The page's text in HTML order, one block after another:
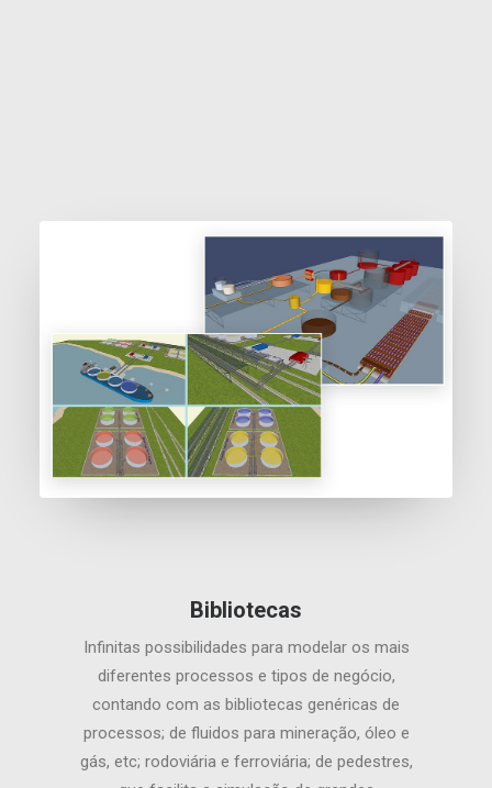
Bibliotecas
Infinitas possibilidades para modelar os mais
diferentes processos e tipos de negócio,
contando com as bibliotecas genéricas de
processos; de fluidos para mineração, óleo e
gás, etc; rodoviária e ferroviária; de pedestres,